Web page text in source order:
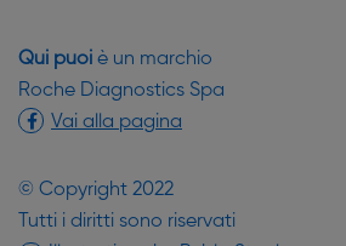
Qui puoi è un marchio
Roche Diagnostics Spa
Vai alla pagina
© Copyright 2022
Tutti i diritti sono riservati